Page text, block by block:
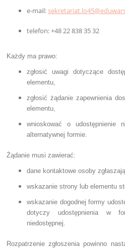
e-mail:
telefon: +48 22 838 35 32
Każdy ma prawo:
zgłosić uwagi dotyczące
elementu,
zgłosić żądanie zapewnienia
elementu,
wnioskować o udostępnienie
alternatywnej formie.
Żądanie musi zawierać:
dane kontaktowe osoby
wskazanie strony lub elementu
wskazanie dogodnej formy
dotyczy udostępnienia w
niedostępnej.
Rozpatrzenie zgłoszenia powinno